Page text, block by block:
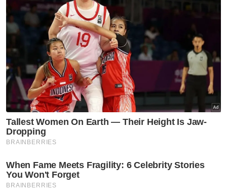
Rasuah Busters
Kolej Mara Banting bentuk
generasi berprinsip, bukan
sekadar cemerlang akademik
Rasuah Busters
KHSB, Rasuah Busters jalin
kerjasama PSA perkasa budaya
antirasuah
Rasuah Busters
Rasuah Busters